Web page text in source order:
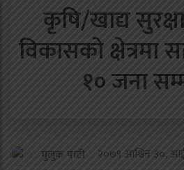
कृषि/खाद्य
विकासको क्षेत्रमा
१० जना
मुलुक पाटी २०७९ आश्विन ३०,